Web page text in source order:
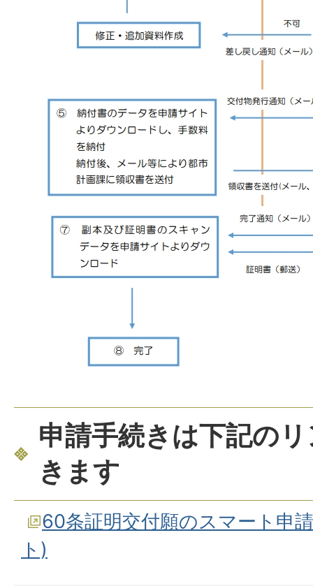
申請手続きは下記の
きます
60条証明交付願のスマート申
ト)